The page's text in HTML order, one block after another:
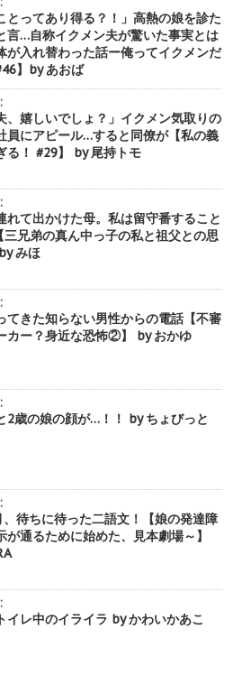
とってあり得る？！」高熱の娘を診た
言…自称イクメン夫が驚いた事実とは
が入れ替わった話ー俺ってイクメンだ
】by あおば
、嬉しいでしょ？」イクメン気取りの
員にアピール…すると同僚が【私の義
る！ #29】 by 尾持トモ
れて出かけた母。私は留守番すること
兄弟の真ん中っ子の私と祖父との思
みほ
てきた知らない男性からの電話【不審
カー？身近な恐怖②】 by おかゆ
2歳の娘の顔が…！！ by ちょびっと
、待ちに待った二語文！【娘の発達障
が通るために始めた、見本劇場～】
イレ中のイライラ by かわいかあこ